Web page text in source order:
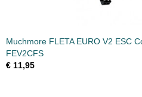
Muchmore FLETA EURO V2 ESC
FEV2CFS
€ 11,95